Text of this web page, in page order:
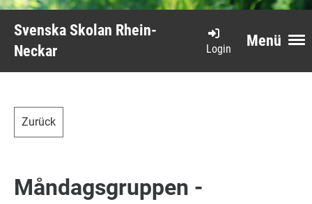
Menü
Login
Svenska Skolan Rhein-
Neckar
Zurück
Måndagsgruppen -